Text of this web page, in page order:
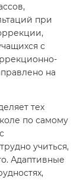
при
с
на
тех
по самому
учиться,
Адаптивные